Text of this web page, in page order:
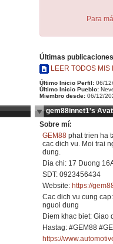
Para
Últimas
LEER TODOS MIS
Último Inicio Perfil: 06/
Último Inicio Pueblo:
Miembro desde: 06/12/
gem88innet1's
Sobre mí:
GEM88 phat trien ha
cac dich vu. Moi trai
dung.
Dia chi: 17 Duong
SDT: 0923456434
Website: https://
Cac dich vu cung
nguoi dung
Diem khac biet: Giao
Hastag: #GEM88
https://